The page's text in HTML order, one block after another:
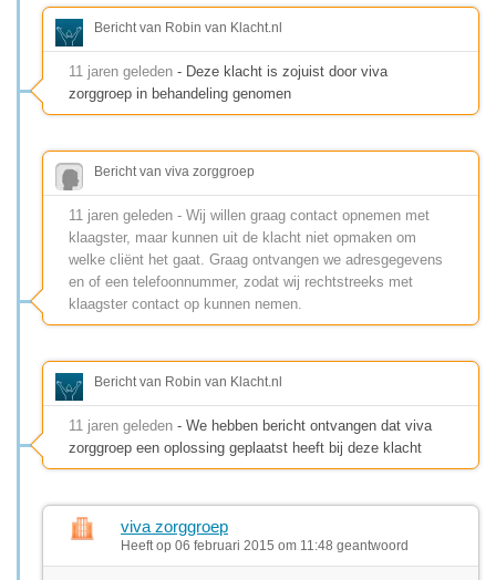
Bericht van Robin van Klacht.nl
11 jaren geleden - Deze klacht is zojuist door viva
zorggroep in behandeling genomen
Bericht van viva zorggroep
11 jaren geleden - Wij willen graag contact opnemen met
klaagster, maar kunnen uit de klacht niet opmaken om
welke cliënt het gaat. Graag ontvangen we adresgegevens
en of een telefoonnummer, zodat wij rechtstreeks met
klaagster contact op kunnen nemen.
Bericht van Robin van Klacht.nl
11 jaren geleden - We hebben bericht ontvangen dat viva
zorggroep een oplossing geplaatst heeft bij deze klacht
viva zorggroep
Heeft op 06 februari 2015 om 11:48 geantwoord